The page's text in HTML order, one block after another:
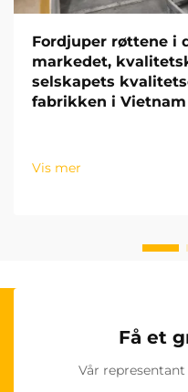
Fordjuper røttene i
markedet,
selskapets
fabrikken i Vietnam
Vis mer
Få et
Vår